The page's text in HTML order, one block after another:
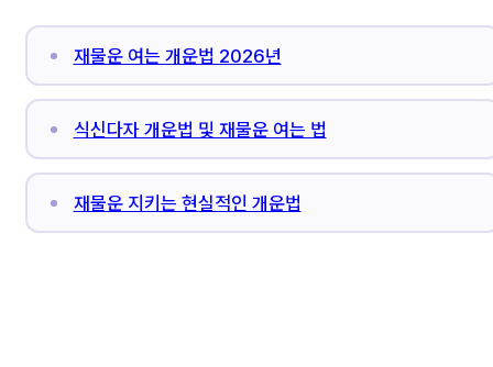
재물운 여는 개운법 2026년
식신다자 개운법 및 재물운 여는 법
재물운 지키는 현실적인 개운법